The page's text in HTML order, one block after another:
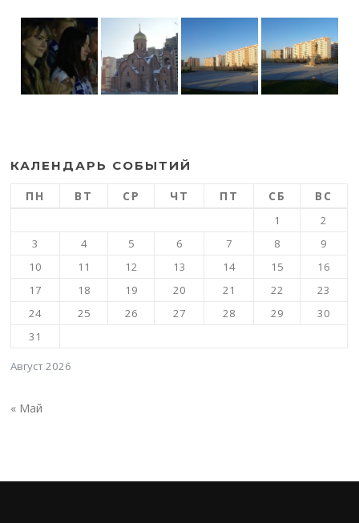
КАЛЕНДАРЬ СОБЫТИЙ
Август 2026
ПН ВТ СР ЧТ ПТ СБ ВС
1
2
3
4 5 6 7 8
9
10
11 12 13 14 15
16
17
18 19 20 21 22
23
24
25 26 27 28 29
30
31
« Май